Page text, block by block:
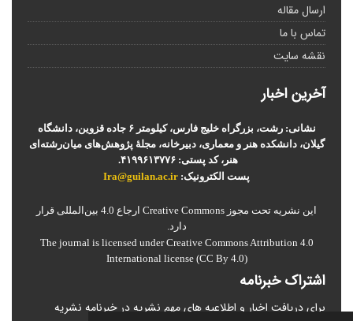
ارسال مقاله
تماس با ما
نقشه سایت
آخرین اخبار
نشانی: رشت، بزرگراه خلیج فارس، کیلومتر ۶ جاده قزوین، دانشگاه
گیلان، دانشکده هنر و معماری، دبیرخانه، مجلۀ پژوهش‌های میان‌رشته‌ای
هنر، کد پستی: ۴۱۹۹۶۱۳۷۷۶.
پست الکترونیک: Ira@guilan.ac.ir
این نشریه تحت مجوز Creative Commons ارجاع 4.0 بین‌المللی قرار
دارد.
The journal is licensed under Creative Commons Attribution 4.0
International license (CC By 4.0)
اشتراک خبرنامه
برای دریافت اخبار و اطلاعیه های مهم نشریه در خبرنامه نشریه